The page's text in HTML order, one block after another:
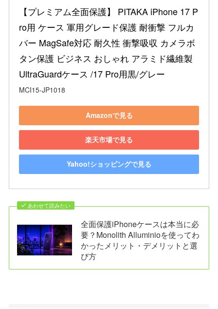
【プレミアム全面保護】 PITAKA iPhone 17 P
ro用 ケース 軍用グレード保護 耐衝撃 フルカ
バー MagSafe対応 耐久性 衝撃吸収 カメラボ
タン保護 ビジネス おしゃれ アラミド繊維製
UltraGuardケース /17 Pro用黒/グレー
MCI15-JP1018
Amazonで見る
楽天市場で見る
Yahoo!ショッピングで見る
あわせて読みたい
全面保護iPhoneケースは本当に必
要？Monolith Alluminioを使ってわ
かったメリット・デメリットと選
び方